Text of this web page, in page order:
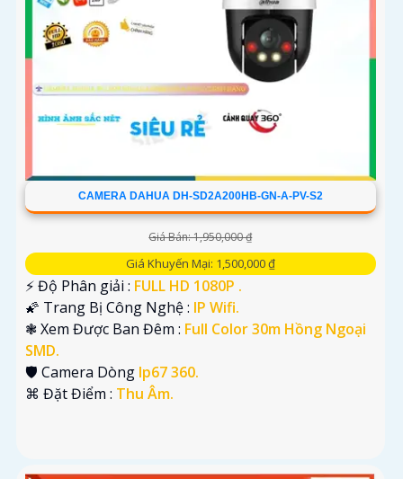
CAMERA DAHUA DH-SD2A200HB-GN-A-PV-S2
Giá Bán: 1,950,000 ₫
Giá Khuyến Mại: 1,500,000 ₫
️⚡ Độ Phân giải : FULL HD 1080P .
🌠 Trang Bị Công Nghệ : IP Wifi.
❃ Xem Được Ban Đêm : Full Color 30m Hồng Ngoại
SMD.
🛡 Camera Dòng Ip67 360.
️⌘ Đặt Điểm : Thu Âm.